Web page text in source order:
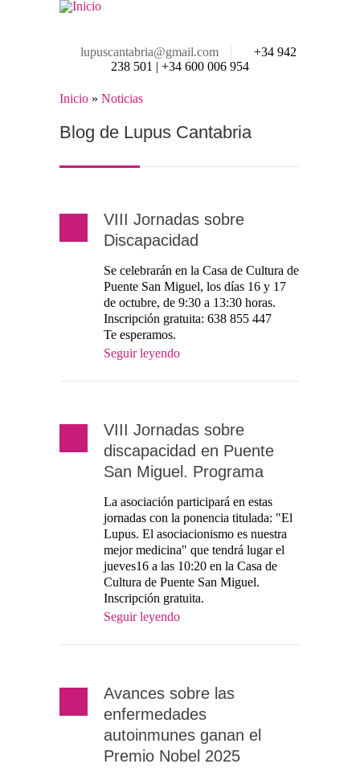
Pasar al contenido principal
lupuscantabria@gmail.com
+34 942
238 501 | +34 600 006 954
Se encuentra usted aquí
Inicio » Noticias
Blog de Lupus Cantabria
VIII Jornadas sobre
Discapacidad
Se celebrarán en la Casa de Cultura de
Puente San Miguel, los días 16 y 17
de octubre, de 9:30 a 13:30 horas.
Inscripción gratuita: 638 855 447
Te esperamos.
Seguir leyendo
VIII Jornadas sobre
discapacidad en Puente
San Miguel. Programa
La asociación participará en estas
jornadas con la ponencia titulada: "El
Lupus. El asociacionismo es nuestra
mejor medicina" que tendrá lugar el
jueves16 a las 10:20 en la Casa de
Cultura de Puente San Miguel.
Inscripción gratuita.
Seguir leyendo
Avances sobre las
enfermedades
autoinmunes ganan el
Premio Nobel 2025